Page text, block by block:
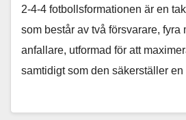
2-4-4 fotbollsformationen är en
som består av två försvarare, fyra
anfallare, utformad för att
samtidigt som den säkerställer